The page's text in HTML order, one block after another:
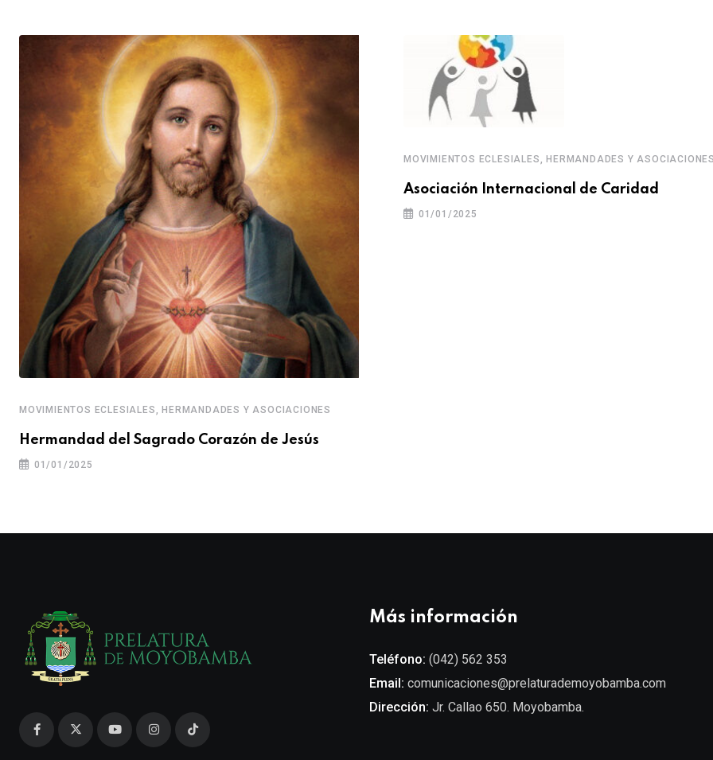
MOVIMIENTOS ECLESIALES, HERMANDADES Y ASOCIACIONES
Hermandad del Sagrado Corazón de Jesús
01/01/2025
MOVIMIENTOS ECLESIALES, HERMANDADES Y ASOCIACIONES
Asociación Internacional de Caridad
01/01/2025
Más información
Teléfono: (042) 562 353
Email: comunicaciones@prelaturademoyobamba.com
Dirección: Jr. Callao 650. Moyobamba.